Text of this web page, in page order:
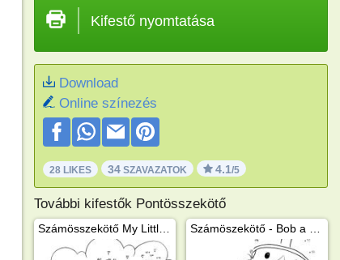
Kifestő nyomtatása
Download
Online színezés
28 LIKES 34SZAVAZATOK 4.1/5
További kifestők Pontösszekötő
Számösszekötő My Little Pony